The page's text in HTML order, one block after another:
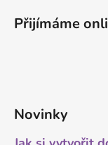
Přijímáme
Novinky